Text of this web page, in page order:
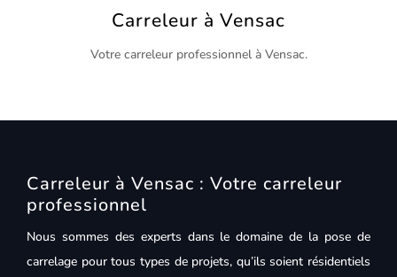
Carreleur à Vensac
Votre carreleur professionnel à Vensac.
Carreleur à Vensac : Votre carreleur
professionnel
Nous sommes des experts dans le domaine de la pose de
carrelage pour tous types de projets, qu’ils soient résidentiels